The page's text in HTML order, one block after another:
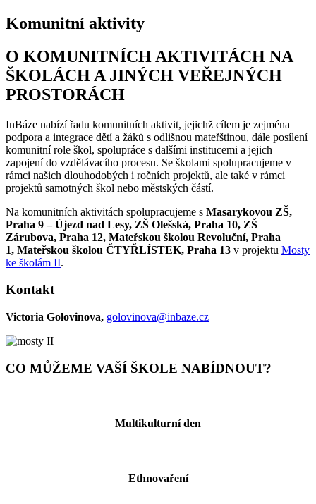
Komunitní aktivity
O KOMUNITNÍCH AKTIVITÁCH NA
ŠKOLÁCH A JINÝCH VEŘEJNÝCH
PROSTORÁCH
InBáze nabízí řadu komunitních aktivit, jejichž cílem je zejména
podpora a integrace dětí a žáků s odlišnou mateřštinou, dále posílení
komunitní role škol, spolupráce s dalšími institucemi a jejich
zapojení do vzdělávacího procesu. Se školami spolupracujeme v
rámci našich dlouhodobých i ročních projektů, ale také v rámci
projektů samotných škol nebo městských částí.
Na komunitních aktivitách spolupracujeme s Masarykovou ZŠ,
Praha 9 – Újezd nad Lesy, ZŠ Olešská, Praha 10, ZŠ
Zárubova, Praha 12, Mateřskou školou Revoluční, Praha
1, Mateřskou školou ČTYŘLÍSTEK, Praha 13 v projektu Mosty
ke školám II.
Kontakt
Victoria Golovinova, golovinova@inbaze.cz
CO MŮŽEME VAŠÍ ŠKOLE NABÍDNOUT?
Multikulturní den
Ethnovaření